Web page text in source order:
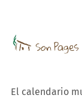
El calendario